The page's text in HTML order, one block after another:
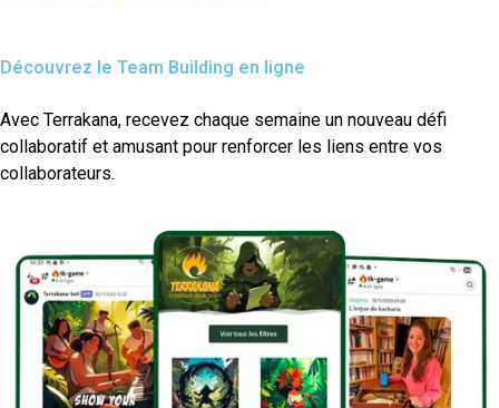
Découvrez le Team Building en ligne
Avec Terrakana, recevez chaque semaine un nouveau défi
collaboratif et amusant pour renforcer les liens entre vos
collaborateurs.